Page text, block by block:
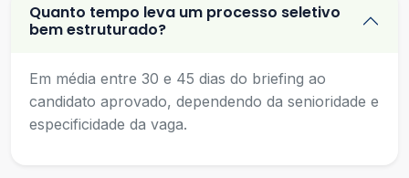
Quanto tempo leva um processo seletivo
bem estruturado?
Em média entre 30 e 45 dias do briefing ao
candidato aprovado, dependendo da senioridade e
especificidade da vaga.